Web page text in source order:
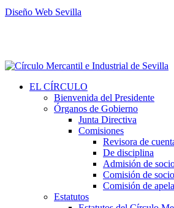
Diseño Web Sevilla
EL CÍRCULO
Bienvenida del Presidente
Órganos de Gobierno
Junta Directiva
Comisiones
Revisora de
De disciplina
Admisión de
Comisión de
Comisión de
Estatutos